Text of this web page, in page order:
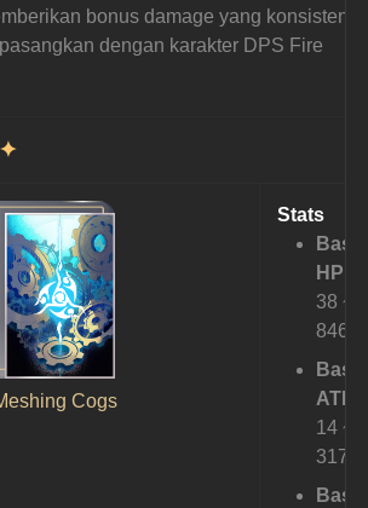
bonus damage yang konsisten
dengan karakter DPS Fire
✦
Cogs
Stats
Base
HP:
38 ~
846
Base
ATK:
14 ~
317
Base